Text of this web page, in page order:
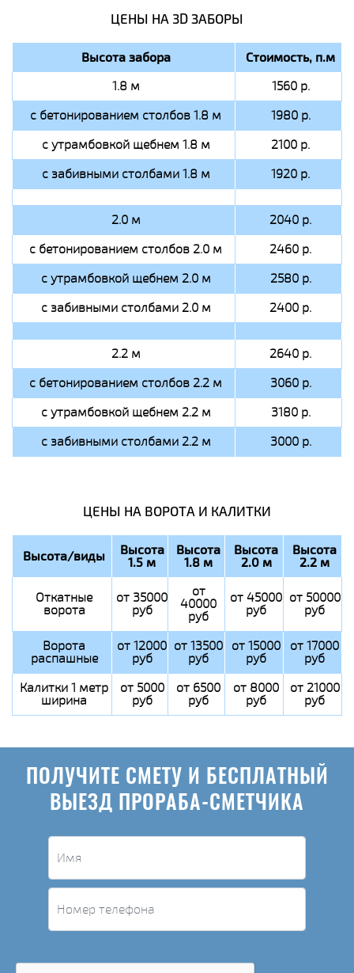
ЦЕНЫ НА 3D ЗАБОРЫ
Высота забора Стоимость, п.м
1.8 м
1560 р.
с бетонированием столбов 1.8 м
1980 р.
с утрамбовкой щебнем 1.8 м
2100 р.
с забивными столбами 1.8 м
1920 р.
2.0 м
2040 р.
с бетонированием столбов 2.0 м
2460 р.
с утрамбовкой щебнем 2.0 м
2580 р.
с забивными столбами 2.0 м
2400 р.
2.2 м
2640 р.
с бетонированием столбов 2.2 м
3060 р.
с утрамбовкой щебнем 2.2 м
3180 р.
с забивными столбами 2.2 м
3000 р.
ЦЕНЫ НА ВОРОТА И КАЛИТКИ
Высота/виды Высота
1.5 м
Высота
1.8 м
Высота
2.0 м
Высота
2.2 м
Откатные
ворота
от 35000
руб
от
40000
руб
от 45000
руб
от 50000
руб
Ворота
распашные
от 12000
руб
от 13500
руб
от 15000
руб
от 17000
руб
Калитки 1 метр
ширина
от 5000
руб
от 6500
руб
от 8000
руб
от 21000
руб
ПОЛУЧИТЕ СМЕТУ И БЕСПЛАТНЫЙ
ВЫЕЗД ПРОРАБА-СМЕТЧИКА